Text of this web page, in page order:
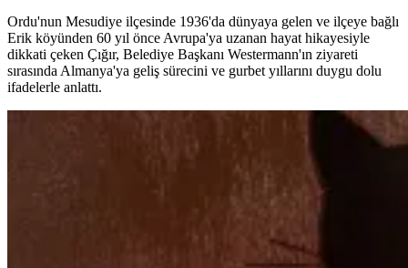
Ordu'nun Mesudiye ilçesinde 1936'da dünyaya gelen ve ilçeye bağlı
Erik köyünden 60 yıl önce Avrupa'ya uzanan hayat hikayesiyle
dikkati çeken Çığır, Belediye Başkanı Westermann'ın ziyareti
sırasında Almanya'ya geliş sürecini ve gurbet yıllarını duygu dolu
ifadelerle anlattı.